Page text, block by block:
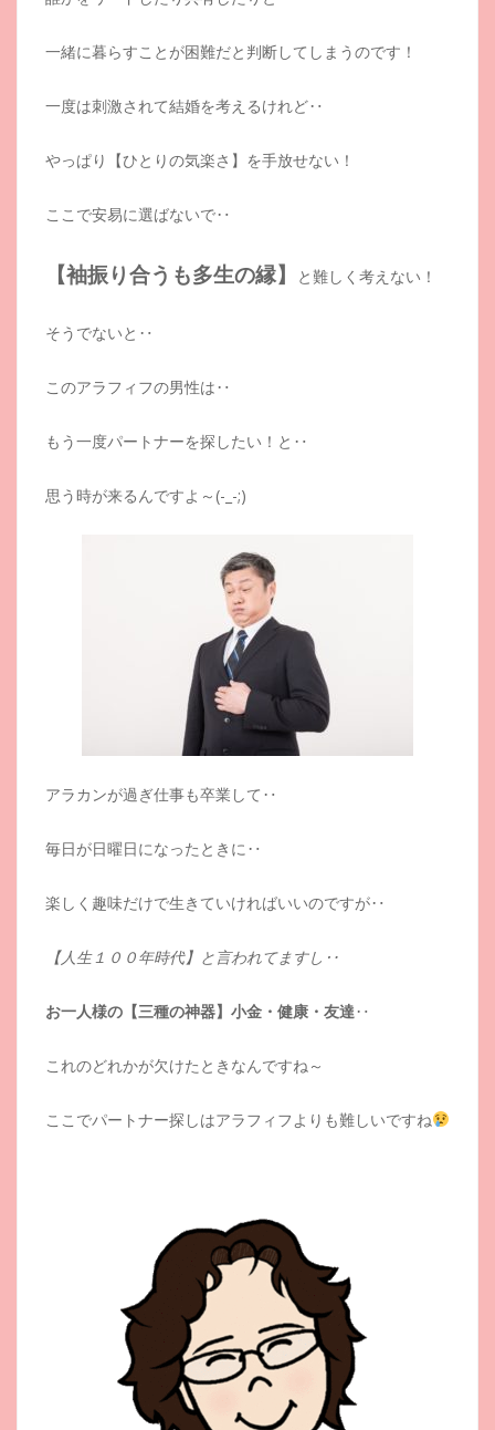
一緒に暮らすことが困難だと判断してしまうのです！
一度は刺激されて結婚を考えるけれど‥
やっぱり【ひとりの気楽さ】を手放せない！
ここで安易に選ばないで‥
【袖振り合うも多生の縁】 と難しく考えない！
そうでないと‥
このアラフィフの男性は‥
もう一度パートナーを探したい！と‥
思う時が来るんですよ～(-_-;)
アラカンが過ぎ仕事も卒業して‥
毎日が日曜日になったときに‥
楽しく趣味だけで生きていければいいのですが‥
【人生１００年時代】と言われてますし‥
お一人様の【三種の神器】小金・健康・友達‥
これのどれかが欠けたときなんですね～
ここでパートナー探しはアラフィフよりも難しいですね